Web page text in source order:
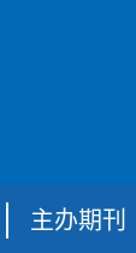
主办期刊